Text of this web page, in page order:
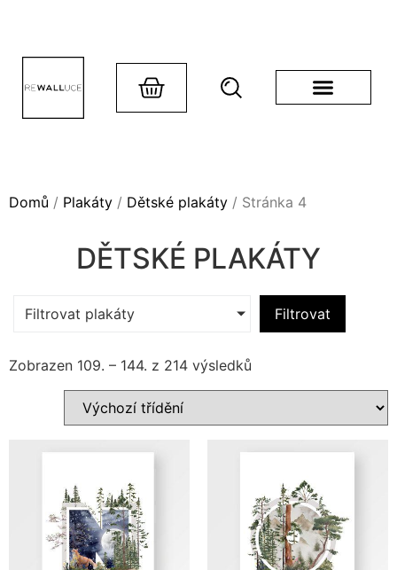
Domů / Plakáty / Dětské plakáty / Stránka 4
DĚTSKÉ PLAKÁTY
Filtrovat plakáty Filtrovat
Zobrazen 109. – 144. z 214 výsledků